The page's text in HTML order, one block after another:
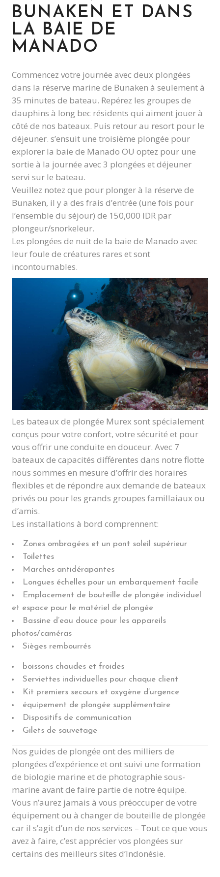
BUNAKEN ET DANS
LA BAIE DE
MANADO
Commencez votre journée avec deux plongées
dans la réserve marine de Bunaken à seulement à
35 minutes de bateau. Repérez les groupes de
dauphins à long bec résidents qui aiment jouer à
côté de nos bateaux. Puis retour au resort pour le
déjeuner. s’ensuit une troisième plongée pour
explorer la baie de Manado OU optez pour une
sortie à la journée avec 3 plongées et déjeuner
servi sur le bateau.
Veuillez notez que pour plonger à la réserve de
Bunaken, il y a des frais d’entrée (une fois pour
l’ensemble du séjour) de 150,000 IDR par
plongeur/snorkeleur.
Les plongées de nuit de la baie de Manado avec
leur foule de créatures rares et sont
incontournables.
Les bateaux de plongée Murex sont spécialement
conçus pour votre confort, votre sécurité et pour
vous offrir une conduite en douceur. Avec 7
bateaux de capacités différentes dans notre flotte
nous sommes en mesure d’offrir des horaires
flexibles et de répondre aux demande de bateaux
privés ou pour les grands groupes famillaiaux ou
d’amis.
Les installations à bord comprennent:
Zones ombragées et un pont soleil supérieur
Toilettes
Marches antidérapantes
Longues échelles pour un embarquement facile
Emplacement de bouteille de plongée individuel
et espace pour le matériel de plongée
Bassine d’eau douce pour les appareils
photos/caméras
Sièges rembourrés
boissons chaudes et froides
Serviettes individuelles pour chaque client
Kit premiers secours et oxygène d’urgence
équipement de plongée supplémentaire
Dispositifs de communication
Gilets de sauvetage
Nos guides de plongée ont des milliers de
plongées d’expérience et ont suivi une formation
de biologie marine et de photographie sous-
marine avant de faire partie de notre équipe.
Vous n’aurez jamais à vous préoccuper de votre
équipement ou à changer de bouteille de plongée
car il s’agit d’un de nos services – Tout ce que vous
avez à faire, c’est apprécier vos plongées sur
certains des meilleurs sites d’Indonésie.